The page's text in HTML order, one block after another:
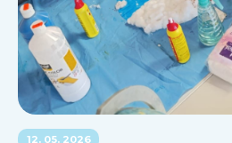
12. 05. 2026